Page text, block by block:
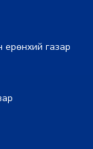
ерөнхий газар